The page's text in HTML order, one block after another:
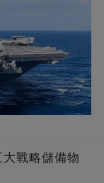
戰略儲備物